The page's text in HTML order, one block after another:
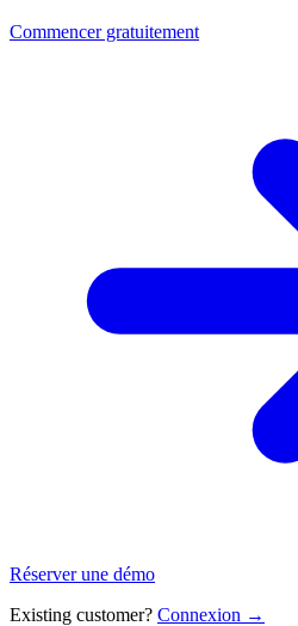
Commencer gratuitement
Réserver une démo
Existing customer? Connexion →